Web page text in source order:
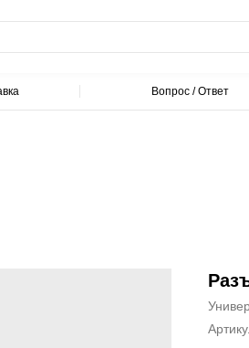
Вопрос / Ответ